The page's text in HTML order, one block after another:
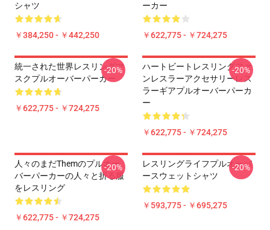
シャツ
￥384,250 - ￥442,250
ーカー
￥622,775 - ￥724,275
統一された世界レスリングマ
スクプルオーバーパーカー
￥622,775 - ￥724,275
-20%
ハートビートレスリングファ
ンレスラーアクセサリーレス
ラーギアプルオーバーパーカ
ー
￥622,775 - ￥724,275
-20%
人々のまだThemのプルオー
バーパーカーの人々と折る服
をレスリング
￥622,775 - ￥724,275
-20%
レスリングライフプルオーバ
ースウェットシャツ
￥593,775 - ￥695,275
-20%